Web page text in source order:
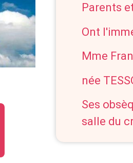
Parents
Ont
Mme
née
Ses
salle du